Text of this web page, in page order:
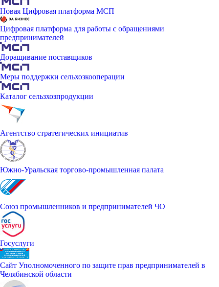
Новая Цифровая платформа МСП
Цифровая платформа для работы с обращениями
предпринимателей
Доращивание поставщиков
Меры поддержки сельхозкооперации
Каталог сельзхозпродукции
Агентство стратегических инициатив
Южно-Уральская торгово-промышленная палата
Союз промышленников и предпринимателей ЧО
Госуслуги
Сайт Уполномоченного по защите прав предпринимателей в
Челябинской области